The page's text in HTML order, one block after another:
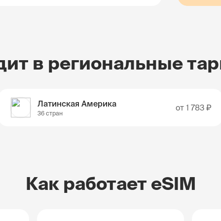
в региональные
Латинская Америка
36 стран
от 1 783 ₽
Как работает eSIM